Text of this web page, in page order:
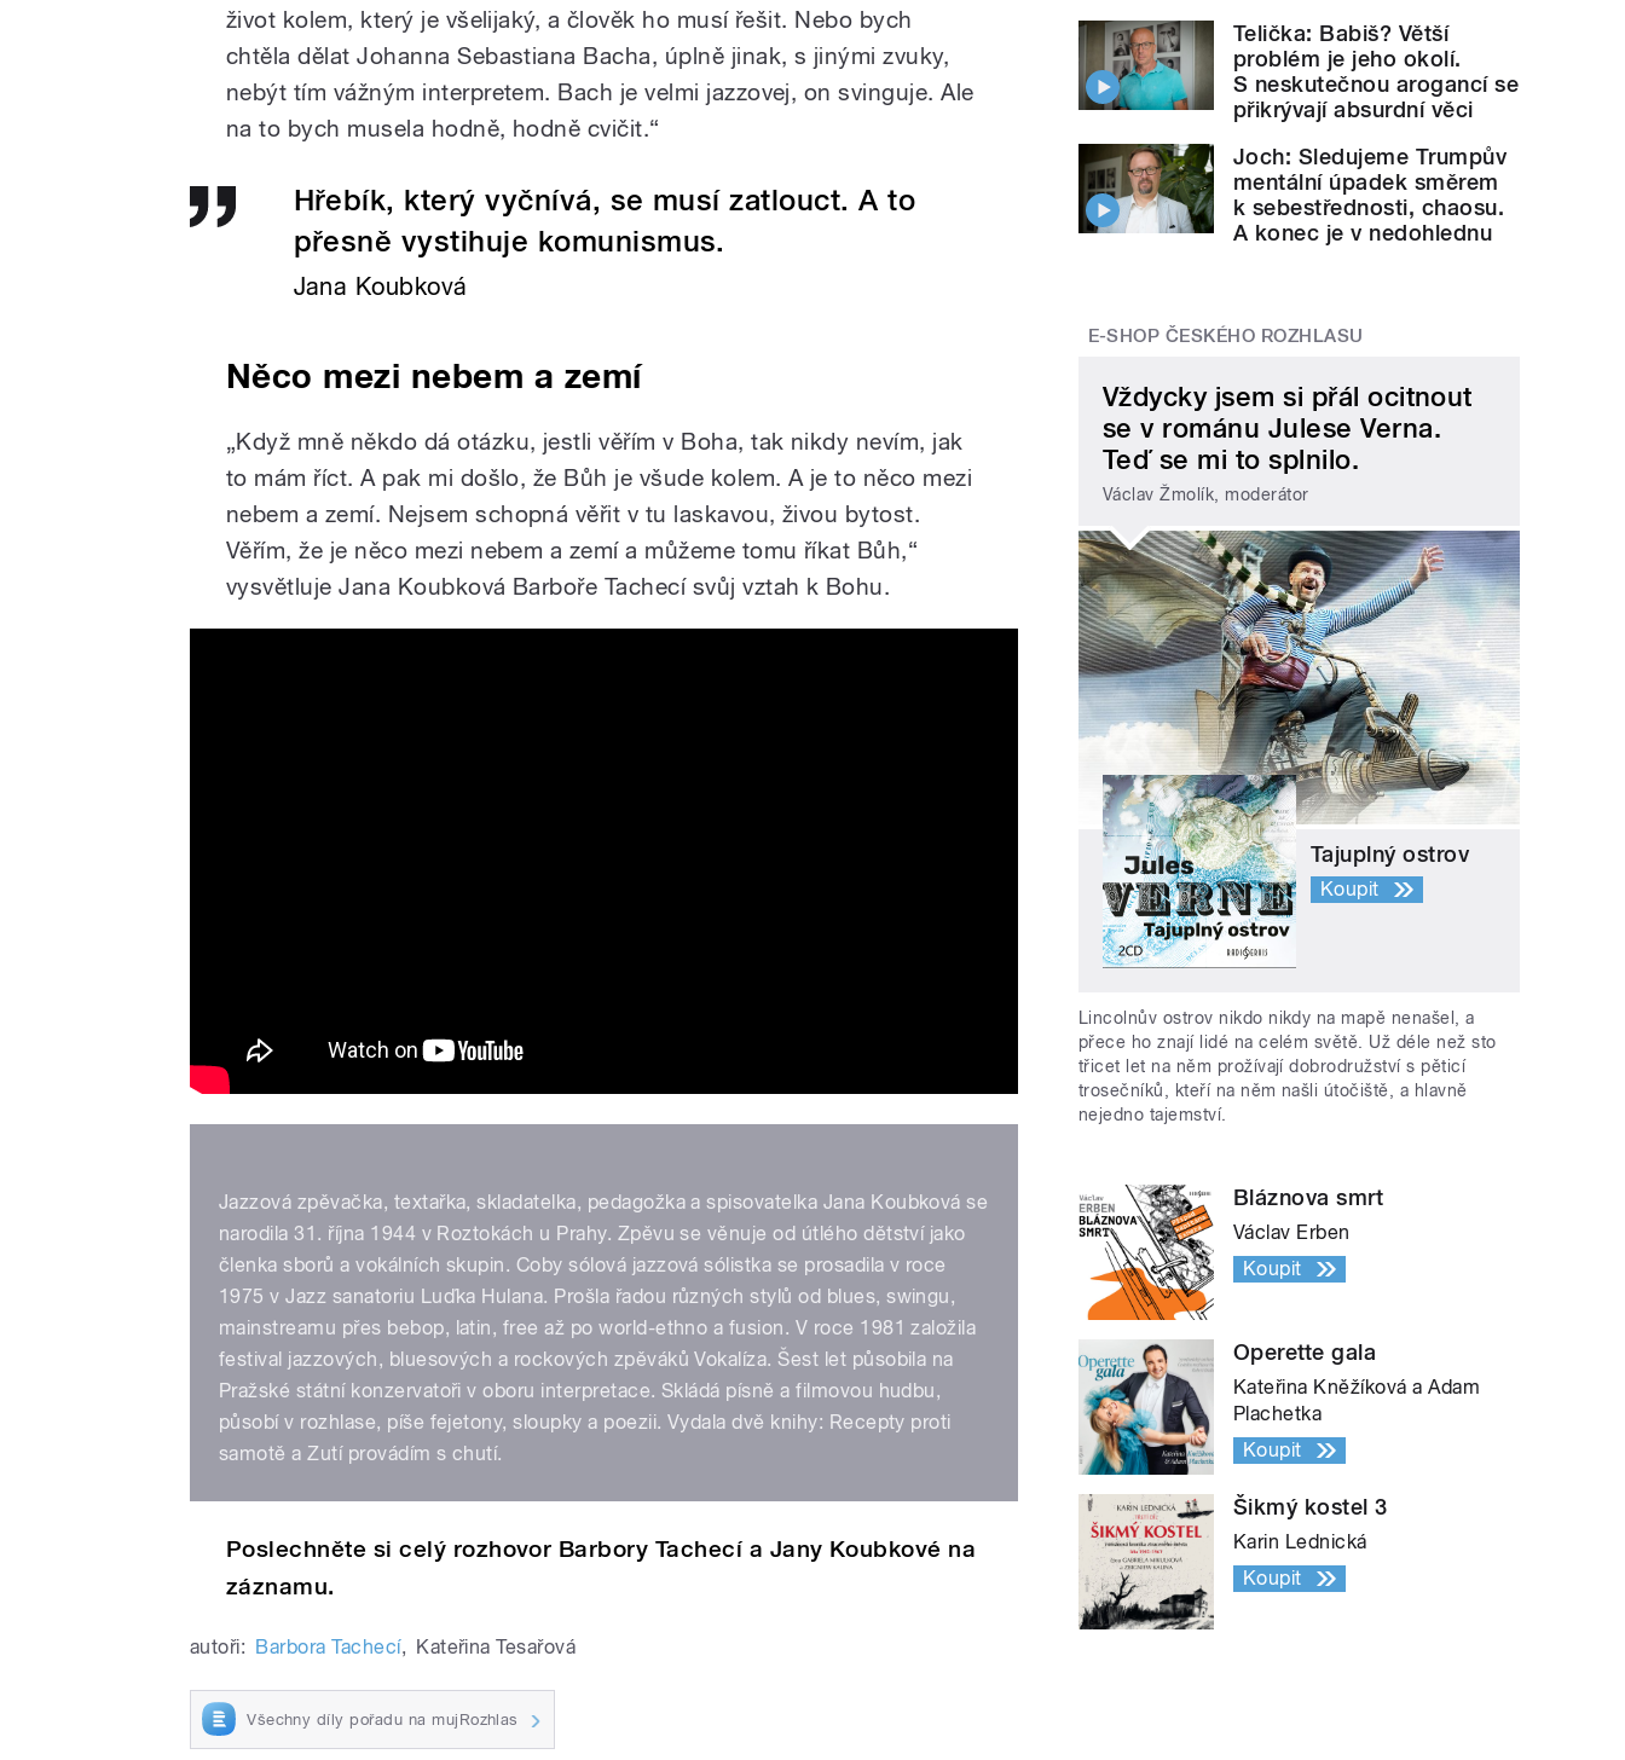
život kolem, který je všelijaký, a člověk ho musí řešit. Nebo bych
chtěla dělat Johanna Sebastiana Bacha, úplně jinak, s jinými zvuky,
nebýt tím vážným interpretem. Bach je velmi jazzovej, on svinguje. Ale
na to bych musela hodně, hodně cvičit.“
Hřebík, který vyčnívá, se musí zatlouct. A to
přesně vystihuje komunismus.
Jana Koubková
Něco mezi nebem a zemí
„Když mně někdo dá otázku, jestli věřím v Boha, tak nikdy nevím, jak
to mám říct. A pak mi došlo, že Bůh je všude kolem. A je to něco mezi
nebem a zemí. Nejsem schopná věřit v tu laskavou, živou bytost.
Věřím, že je něco mezi nebem a zemí a můžeme tomu říkat Bůh,“
vysvětluje Jana Koubková Barboře Tachecí svůj vztah k Bohu.
Jazzová zpěvačka, textařka, skladatelka, pedagožka a spisovatelka Jana Koubková se
narodila 31. října 1944 v Roztokách u Prahy. Zpěvu se věnuje od útlého dětství jako
členka sborů a vokálních skupin. Coby sólová jazzová sólistka se prosadila v roce
1975 v Jazz sanatoriu Luďka Hulana. Prošla řadou různých stylů od blues, swingu,
mainstreamu přes bebop, latin, free až po world-ethno a fusion. V roce 1981 založila
festival jazzových, bluesových a rockových zpěváků Vokalíza. Šest let působila na
Pražské státní konzervatoři v oboru interpretace. Skládá písně a filmovou hudbu,
působí v rozhlase, píše fejetony, sloupky a poezii. Vydala dvě knihy: Recepty proti
samotě a Zutí provádím s chutí.
Poslechněte si celý rozhovor Barbory Tachecí a Jany Koubkové na
záznamu.
autoři: Barbora Tachecí, Kateřina Tesařová
Všechny díly pořadu na mujRozhlas
Telička: Babiš? Větší
problém je jeho okolí.
S neskutečnou arogancí se
přikrývají absurdní věci
Joch: Sledujeme Trumpův
mentální úpadek směrem
k sebestřednosti, chaosu.
A konec je v nedohlednu
E-SHOP ČESKÉHO ROZHLASU
Vždycky jsem si přál ocitnout
se v románu Julese Verna.
Teď se mi to splnilo.
Václav Žmolík, moderátor
Tajuplný ostrov
Koupit
Lincolnův ostrov nikdo nikdy na mapě nenašel, a
přece ho znají lidé na celém světě. Už déle než sto
třicet let na něm prožívají dobrodružství s pěticí
trosečníků, kteří na něm našli útočiště, a hlavně
nejedno tajemství.
Bláznova smrt
Václav Erben
Koupit
Operette gala
Kateřina Kněžíková a Adam
Plachetka
Koupit
Šikmý kostel 3
Karin Lednická
Koupit